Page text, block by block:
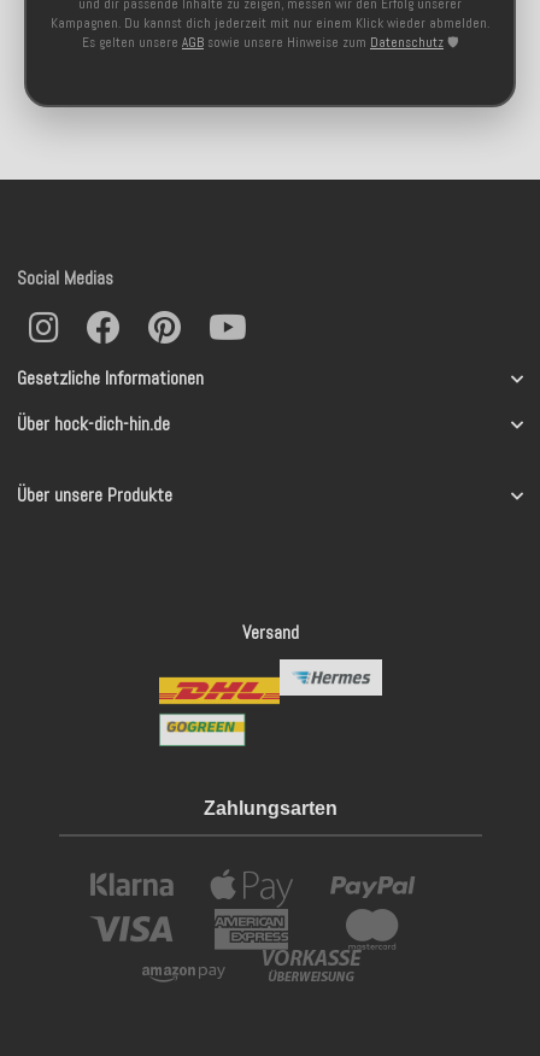
und dir passende Inhalte zu zeigen, messen wir den Erfolg unserer
Kampagnen. Du kannst dich jederzeit mit nur einem Klick wieder abmelden.
Es gelten unsere AGB sowie unsere Hinweise zum Datenschutz 🛡️
Gesetzliche Informationen
Über hock-dich-hin.de
Über unsere Produkte
Social Medias
Versand
Zahlungsarten